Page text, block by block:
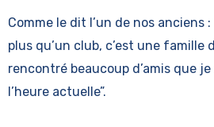
Comme le dit l’un de nos anciens
plus qu’un club, c’est une famille
rencontré beaucoup d’amis que
l’heure actuelle”.